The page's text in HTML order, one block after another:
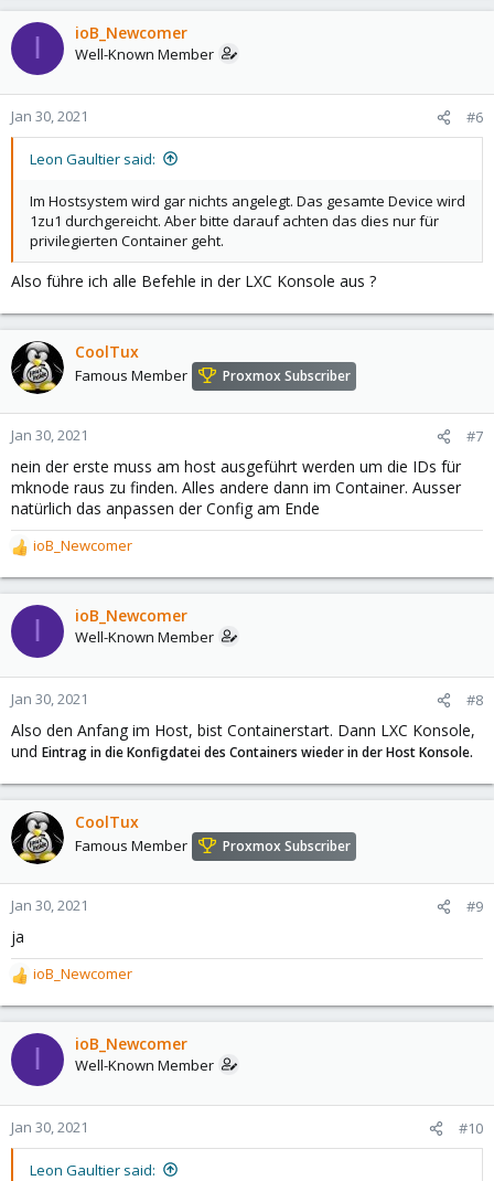
a
c
t
o
n
s
I ioB_Newcomer
Well-Known Member
Jan 30, 2021 #6
Leon Gaultier said:
Im Hostsystem wird gar nichts angelegt. Das gesamte Device wird
1zu1 durchgereicht. Aber bitte darauf achten das dies nur für
privilegierten Container geht.
Also führe ich alle Befehle in der LXC Konsole aus ?
CoolTux
Famous Member Proxmox Subscriber
Jan 30, 2021 #7
nein der erste muss am host ausgeführt werden um die IDs für
mknode raus zu finden. Alles andere dann im Container. Ausser
natürlich das anpassen der Config am Ende
R
e
a
c
t
o
n
s
:
ioB_Newcomer
I ioB_Newcomer
Well-Known Member
Jan 30, 2021 #8
Also den Anfang im Host, bist Containerstart. Dann LXC Konsole,
und Eintrag in die Konfigdatei des Containers wieder in der Host Konsole.
CoolTux
Famous Member Proxmox Subscriber
Jan 30, 2021 #9
ja
R
e
a
c
t
o
n
s
ioB_Newcomer
I ioB_Newcomer
Well-Known Member
Jan 30, 2021 #10
Leon Gaultier said: